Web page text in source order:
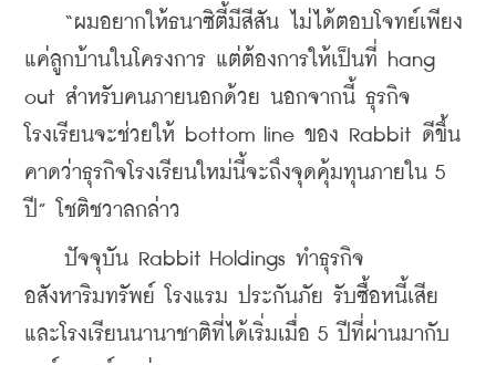
“ผมอยากให้ธนาซิตี้มีสีสัน ไม่ได้ตอบโจทย์เพียง
แค่ลูกบ้านในโครงการ แต่ต้องการให้เป็นที่ hang
out สำหรับคนภายนอกด้วย นอกจากนี้ ธุรกิจ
โรงเรียนจะช่วยให้ bottom line ของ Rabbit ดีขึ้น
คาดว่าธุรกิจโรงเรียนใหม่นี้จะถึงจุดคุ้มทุนภายใน 5
ปี” โชติชวาลกล่าว
ปัจจุบัน Rabbit Holdings ทำธุรกิจ
อสังหาริมทรัพย์ โรงแรม ประกันภัย รับซื้อหนี้เสีย
และโรงเรียนนานาชาติที่ได้เริ่มเมื่อ 5 ปีที่ผ่านมากับ